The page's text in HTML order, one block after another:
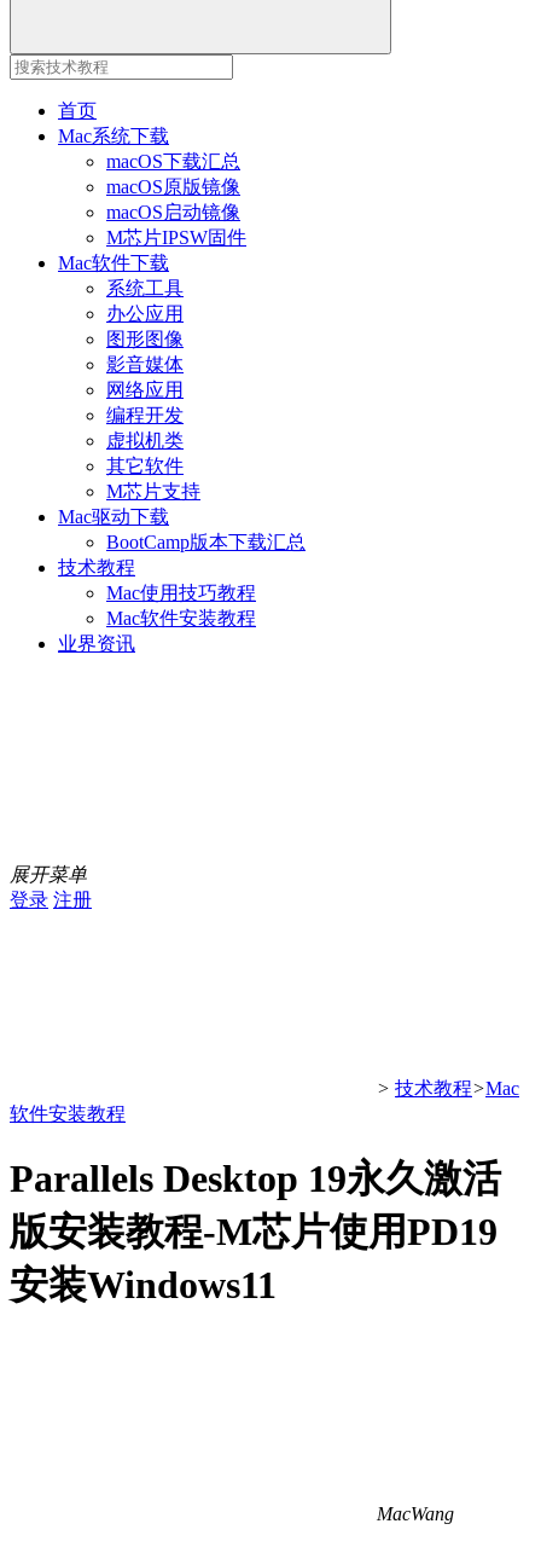
首页
Mac系统下载
macOS下载汇总
macOS原版镜像
macOS启动镜像
M芯片IPSW固件
Mac软件下载
系统工具
办公应用
图形图像
影音媒体
网络应用
编程开发
虚拟机类
其它软件
M芯片支持
Mac驱动下载
BootCamp版本下载汇总
技术教程
Mac使用技巧教程
Mac软件安装教程
业界资讯
展开菜单
登录 注册
> 技术教程>Mac
软件安装教程
Parallels Desktop 19永久激活
版安装教程-M芯片使用PD19
安装Windows11
MacWang